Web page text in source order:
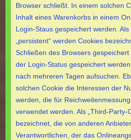
Browser schließt. In einem solchen
Inhalt eines Warenkorbs in einem
Login-Staus gespeichert werden. Als
„persistent“ werden Cookies
Schließen des Browsers
der Login-Status gespeichert
nach mehreren Tagen aufsuchen.
solchen Cookie die Interessen der
werden, die für
verwendet werden. Als „Third-Party-
bezeichnet, die von anderen
Verantwortlichen, der das